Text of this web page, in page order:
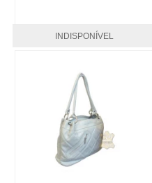
INDISPONÍVEL